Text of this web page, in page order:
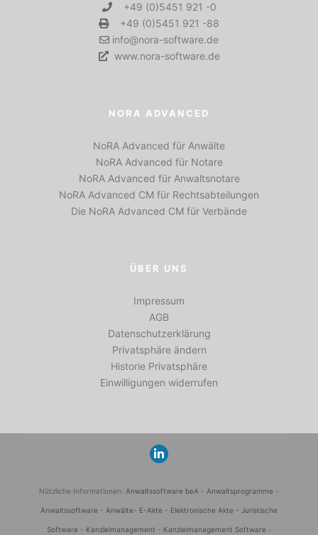
+49 (0)5451 921 -0
+49 (0)5451 921 -88
info@nora-software.de
www.nora-software.de
NORA ADVANCED
NoRA Advanced für Anwälte
NoRA Advanced für Notare
NoRA Advanced für Anwaltsnotare
NoRA Advanced CM für Rechtsabteilungen
Die NoRA Advanced CM für Verbände
ÜBER UNS
Impressum
AGB
Datenschutzerklärung
Privatsphäre ändern
Historie Privatsphäre
Einwilligungen widerrufen
Nützliche Informationen: Anwaltssoftware beA - Anwaltsprogramme -
Anwaltssoftware - Anwälte- E-Akte - Elektronische Akte - Juristische
Software - Kanzleimanagement - Kanzleimanagement Software -